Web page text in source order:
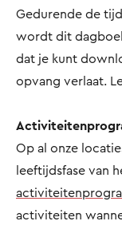
Gedurende de
wordt dit
dat je kunt
opvang verlaat.
Op al onze
leeftijdsfase van
activiteiten